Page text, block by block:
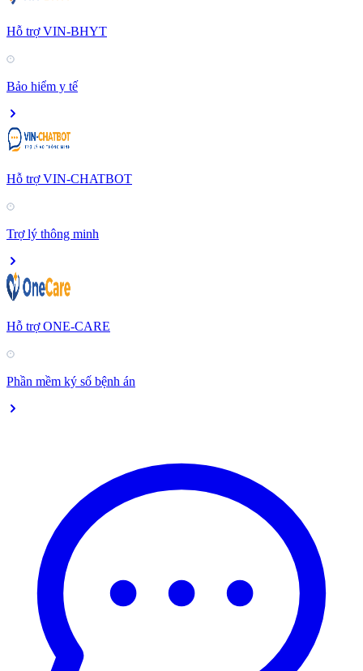
Hỗ trợ VIN-BHYT
Bảo hiểm y tế
Hỗ trợ VIN-CHATBOT
Trợ lý thông minh
Hỗ trợ ONE-CARE
Phần mềm ký số bệnh án